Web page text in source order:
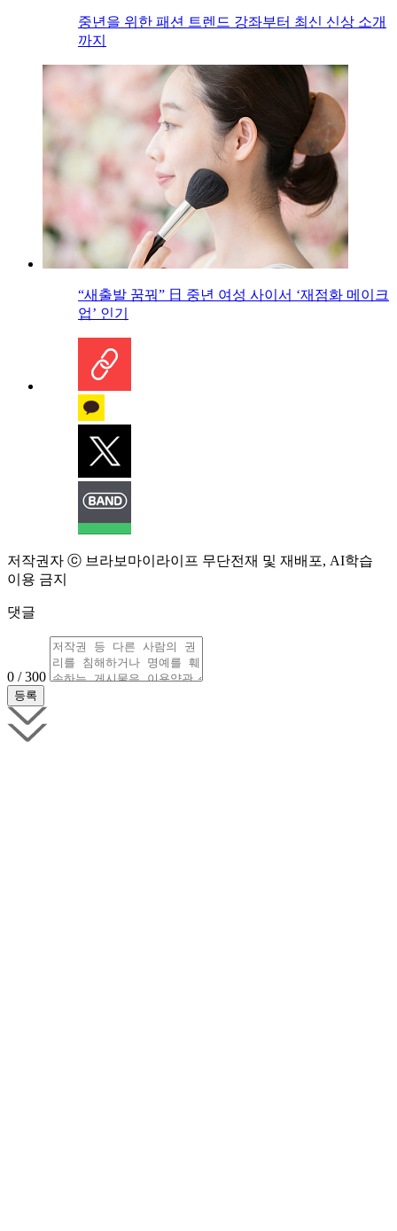
중년을 위한 패션 트렌드 강좌부터 최신 신상 소개
까지
“새출발 꿈꿔” 日 중년 여성 사이서 ‘재점화 메이크
업’ 인기
저작권자 ⓒ 브라보마이라이프 무단전재 및 재배포, AI학습
이용 금지
댓글
0 / 300